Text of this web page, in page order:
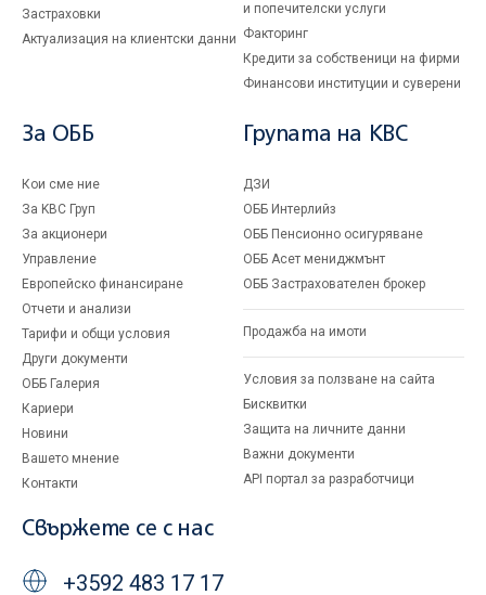
Застраховки
Актуализация на клиентски данни
и попечителски услуги
Факторинг
Кредити за собственици на фирми
Финансови институции и суверени
За ОББ
Кои сме ние
За KBC Груп
За акционери
Управление
Европейско финансиране
Отчети и анализи
Тарифи и общи условия
Други документи
ОББ Галерия
Кариери
Новини
Вашето мнение
Контакти
Групата на KBC
ДЗИ
ОББ Интерлийз
ОББ Пенсионно осигуряване
ОББ Асет мениджмънт
ОББ Застрахователен брокер
Продажба на имоти
Условия за ползване на сайта
Бисквитки
Защита на личните данни
Важни документи
API портал за разработчици
Свържете се с нас
+3592 483 17 17